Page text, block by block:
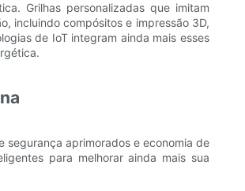
Grilhas personalizadas que imitam
incluindo compósitos e impressão 3D,
de IoT integram ainda mais esses
segurança aprimorados e economia de
para melhorar ainda mais sua